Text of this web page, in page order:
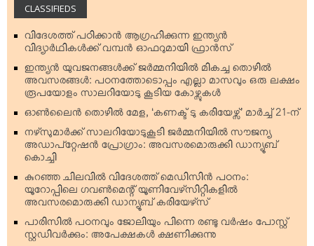
CLASSIFIEDS
വിദേശത്ത് പഠിക്കാന്‍ ആഗ്രഹിക്കുന്ന ഇന്ത്യന്‍
വിദ്യാര്‍ഥികള്‍ക്ക് വമ്പന്‍ ഓഫറുമായി ഫ്രാന്‍സ്
ഇന്ത്യന്‍ യുവജനങ്ങള്‍ക്ക് ജര്‍മ്മനിയില്‍ മികച്ച തൊഴില്‍
അവസരങ്ങള്‍: പഠനത്തോടൊപ്പം എല്ലാ മാസവും ഒരു ലക്ഷം
രൂപയോളം സാലറിയോടു കൂടിയ കോഴ്സുകള്‍
ഓണ്‍ലൈന്‍ തൊഴില്‍ മേള, ‘കണക്ട് ടു കരിയേഴ്സ്’ മാര്‍ച്ച് 21-ന്
നഴ്‌സുമാര്‍ക്ക് സാലറിയോടുകൂടി ജര്‍മ്മനിയില്‍ സൗജന്യ
അഡാപ്റ്റേഷന്‍ പ്രോഗ്രാം: അവസരമൊരുക്കി ഡാന്യൂബ്
കൊച്ചി
കുറഞ്ഞ ചിലവില്‍ വിദേശത്ത് മെഡിസിന്‍ പഠനം:
യൂറോപ്പിലെ ഗവണ്‍മെന്റ് യൂണിവേഴ്‌സിറ്റികളില്‍
അവസരമൊരുക്കി ഡാന്യൂബ് കരിയേഴ്‌സ്
പാരിസില്‍ പഠനവും ജോലിയും പിന്നെ രണ്ടു വര്‍ഷം പോസ്റ്റ്
സ്റ്റഡിവര്‍ക്കും: അപേക്ഷകള്‍ ക്ഷണിക്കുന്നു